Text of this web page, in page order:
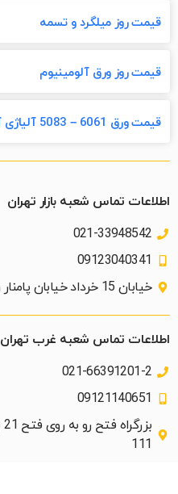
قیمت روز میلگرد و تسمه
قیمت روز ورق آلومینیوم
قیمت ورق 6061 – 5083 آلیاژی آلومینیوم
اطلاعات تماس شعبه بازار تهران
021-33948542
09123040341
خیابان 15 خرداد خیابان پامنار رو به روی بانک ملی پلاک 139​
اطلاعات تماس شعبه غرب تهران
021-66391201-2
09121140651
111